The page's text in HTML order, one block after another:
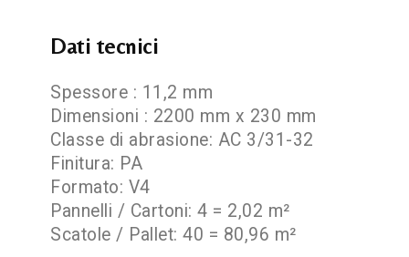
Dati tecnici
Spessore : 11,2 mm
Dimensioni : 2200 mm x 230 mm
Classe di abrasione: AC 3/31-32
Finitura: PA
Formato: V4
Pannelli / Cartoni: 4 = 2,02 m²
Scatole / Pallet: 40 = 80,96 m²